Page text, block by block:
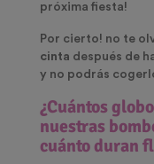
próxima fiesta!
Por cierto! no te
cinta después de
y no podrás
¿Cuántos
nuestras
cuánto duran